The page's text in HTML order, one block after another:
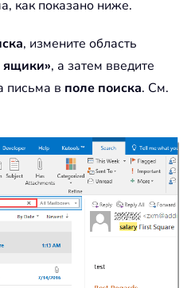
как показано ниже.
, измените область
ящики», а затем введите
письма в поле поиска. См.